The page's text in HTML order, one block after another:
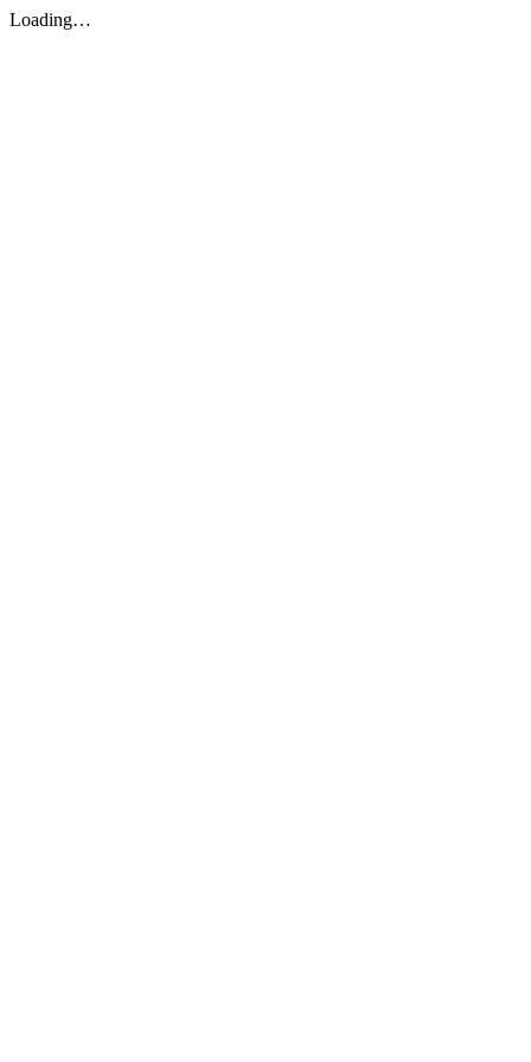
Loading…